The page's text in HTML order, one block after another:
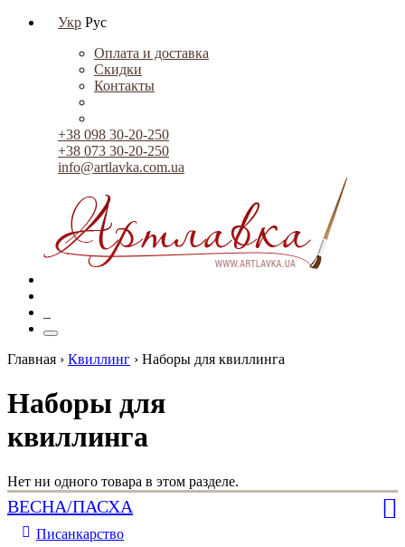
Укр Рус
Оплата и доставка
Скидки
Контакты
+38 098 30-20-250
+38 073 30-20-250
info@artlavka.com.ua
Главная › Квиллинг › Наборы для квиллинга
Наборы для
квиллинга
Нет ни одного товара в этом разделе.
ВЕСНА/ПАСХА
Писанкарство